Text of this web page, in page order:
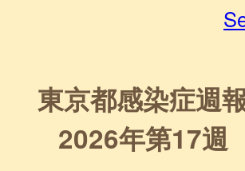
東京都感染症週
2026年第17週